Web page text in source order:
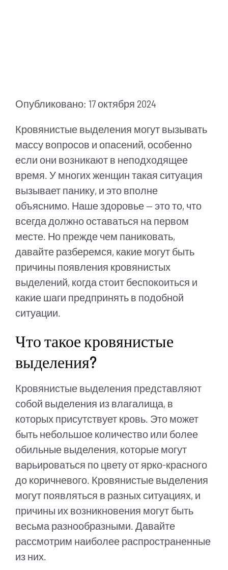
Опубликовано: 17 октября 2024
Кровянистые выделения могут вызывать
массу вопросов и опасений, особенно
если они возникают в неподходящее
время. У многих женщин такая ситуация
вызывает панику, и это вполне
объяснимо. Наше здоровье — это то, что
всегда должно оставаться на первом
месте. Но прежде чем паниковать,
давайте разберемся, какие могут быть
причины появления кровянистых
выделений, когда стоит беспокоиться и
какие шаги предпринять в подобной
ситуации.
Что такое кровянистые
выделения?
Кровянистые выделения представляют
собой выделения из влагалища, в
которых присутствует кровь. Это может
быть небольшое количество или более
обильные выделения, которые могут
варьироваться по цвету от ярко-красного
до коричневого. Кровянистые выделения
могут появляться в разных ситуациях, и
причины их возникновения могут быть
весьма разнообразными. Давайте
рассмотрим наиболее распространенные
из них.